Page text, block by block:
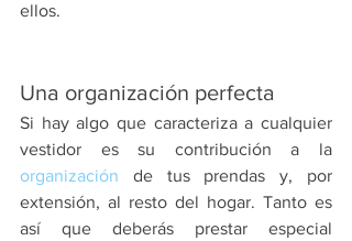
ellos.
Una organización perfecta
Si hay algo que caracteriza a cualquier
organización de tus prendas y, por
extensión, al resto del hogar. Tanto es
así que deberás prestar especial